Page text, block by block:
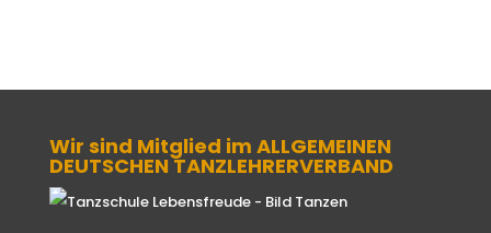
Wir sind Mitglied im ALLGEMEINEN
DEUTSCHEN TANZLEHRERVERBAND